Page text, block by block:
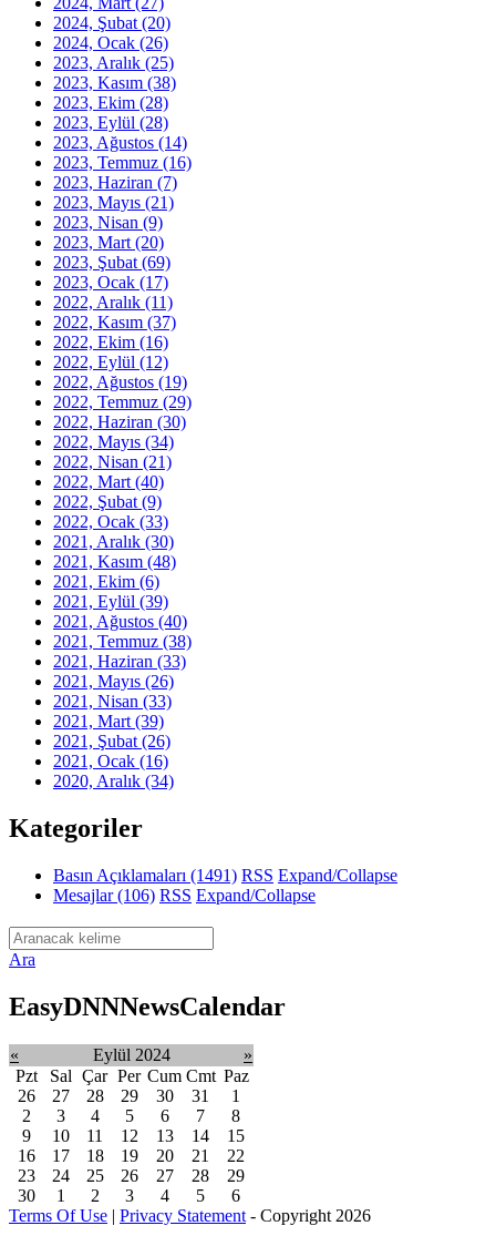
2024, Şubat (20)
2024, Ocak (26)
2023, Aralık (25)
2023, Kasım (38)
2023, Ekim (28)
2023, Eylül (28)
2023, Ağustos (14)
2023, Temmuz (16)
2023, Haziran (7)
2023, Mayıs (21)
2023, Nisan (9)
2023, Mart (20)
2023, Şubat (69)
2023, Ocak (17)
2022, Aralık (11)
2022, Kasım (37)
2022, Ekim (16)
2022, Eylül (12)
2022, Ağustos (19)
2022, Temmuz (29)
2022, Haziran (30)
2022, Mayıs (34)
2022, Nisan (21)
2022, Mart (40)
2022, Şubat (9)
2022, Ocak (33)
2021, Aralık (30)
2021, Kasım (48)
2021, Ekim (6)
2021, Eylül (39)
2021, Ağustos (40)
2021, Temmuz (38)
2021, Haziran (33)
2021, Mayıs (26)
2021, Nisan (33)
2021, Mart (39)
2021, Şubat (26)
2021, Ocak (16)
2020, Aralık (34)
Kategoriler
Basın Açıklamaları (1491) RSS Expand/Collapse
Mesajlar(106) RSS Expand/Collapse
Ara
EasyDNNNewsCalendar
« Eylül 2024
»
Pzt
Sal Çar Per Cum Cmt Paz
26
27 28 29 30 31
1
2
3 4 5 6 7
8
9
10 11 12 13 14
15
16
17 18 19 20 21
22
23
24 25 26 27 28
29
30
1 2 3 4 5
6
Terms Of Use | Privacy Statement - Copyright 2026